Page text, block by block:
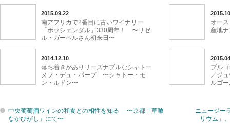
2015.09.22
南アフリカで2番目に古いワイナリー
「ボッシェンダル」330周年！ 〜リゼ
ル・ガーベルさん初来日〜
オー
産地
2014.12.10
落ち着きがありリーズナブルなシャトー
ヌフ・デュ・パープ 〜シャトー・モ
ン・ルドン〜
ブル
／ジ
ルゴ
中央葡萄酒ワインの和食との相性を知る 〜京都「草喰
なかひがし」にて〜
ニュージー
リウム」